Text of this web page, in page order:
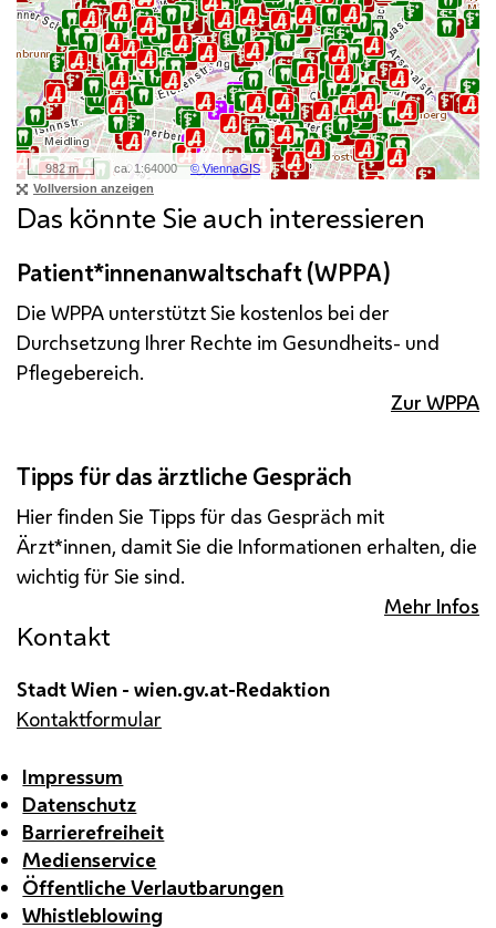
Das könnte Sie auch interessieren
Patient*innenanwaltschaft (WPPA)
Die WPPA unterstützt Sie kostenlos bei der
Durchsetzung Ihrer Rechte im Gesundheits- und
Pflegebereich.
Zur WPPA
Tipps für das ärztliche Gespräch
Hier finden Sie Tipps für das Gespräch mit
Ärzt*innen, damit Sie die Informationen erhalten, die
wichtig für Sie sind.
Mehr Infos
Kontakt
Stadt Wien - wien.gv.at-Redaktion
Kontaktformular
Impressum
Datenschutz
Barrierefreiheit
Medienservice
Öffentliche Verlautbarungen
Whistleblowing